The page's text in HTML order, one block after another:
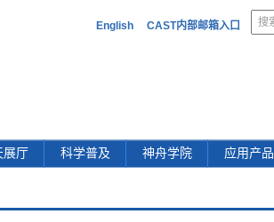
English CAST内部邮箱入口
展厅 科学普及 神舟学院 应用产品